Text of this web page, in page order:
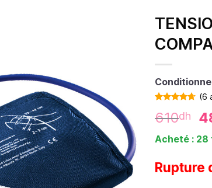
sur 5 basé
sur
client
(6
610dh
Acheté : 28
Rupture